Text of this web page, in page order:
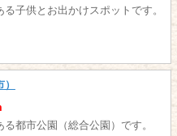
子供とお出かけスポットです。
都市公園（総合公園）です。